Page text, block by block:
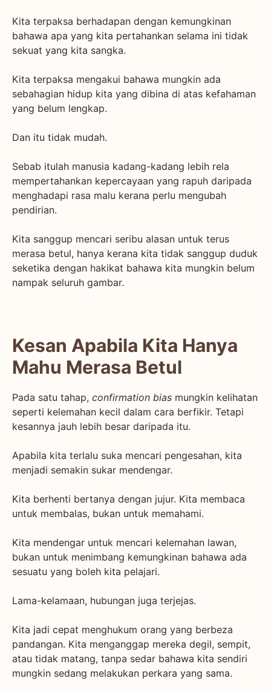
Kita terpaksa berhadapan dengan kemungkinan
bahawa apa yang kita pertahankan selama ini tidak
sekuat yang kita sangka.
Kita terpaksa mengakui bahawa mungkin ada
sebahagian hidup kita yang dibina di atas kefahaman
yang belum lengkap.
Dan itu tidak mudah.
Sebab itulah manusia kadang-kadang lebih rela
mempertahankan kepercayaan yang rapuh daripada
menghadapi rasa malu kerana perlu mengubah
pendirian.
Kita sanggup mencari seribu alasan untuk terus
merasa betul, hanya kerana kita tidak sanggup duduk
seketika dengan hakikat bahawa kita mungkin belum
nampak seluruh gambar.
Kesan Apabila Kita Hanya
Mahu Merasa Betul
Pada satu tahap, confirmation bias mungkin kelihatan
seperti kelemahan kecil dalam cara berfikir. Tetapi
kesannya jauh lebih besar daripada itu.
Apabila kita terlalu suka mencari pengesahan, kita
menjadi semakin sukar mendengar.
Kita berhenti bertanya dengan jujur. Kita membaca
untuk membalas, bukan untuk memahami.
Kita mendengar untuk mencari kelemahan lawan,
bukan untuk menimbang kemungkinan bahawa ada
sesuatu yang boleh kita pelajari.
Lama-kelamaan, hubungan juga terjejas.
Kita jadi cepat menghukum orang yang berbeza
pandangan. Kita menganggap mereka degil, sempit,
atau tidak matang, tanpa sedar bahawa kita sendiri
mungkin sedang melakukan perkara yang sama.